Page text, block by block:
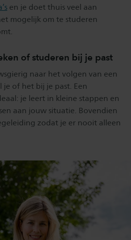
en je doet thuis veel aan
mogelijk om te studeren
of studeren bij je past
naar het volgen van een
of het bij je past. Een
je leert in kleine stappen en
aan jouw situatie. Bovendien
zodat je er nooit alleen